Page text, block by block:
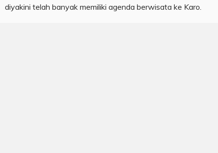
diyakini telah banyak memiliki agenda berwisata ke Karo.